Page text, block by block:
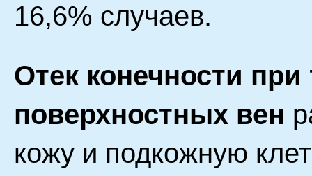
16,6% случаев.
Отек конечности
поверхностных вен
кожу и подкожную